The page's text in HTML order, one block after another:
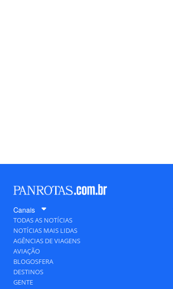
Canais
TODAS AS NOTÍCIAS
NOTÍCIAS MAIS LIDAS
AGÊNCIAS DE VIAGENS
AVIAÇÃO
BLOGOSFERA
DESTINOS
GENTE